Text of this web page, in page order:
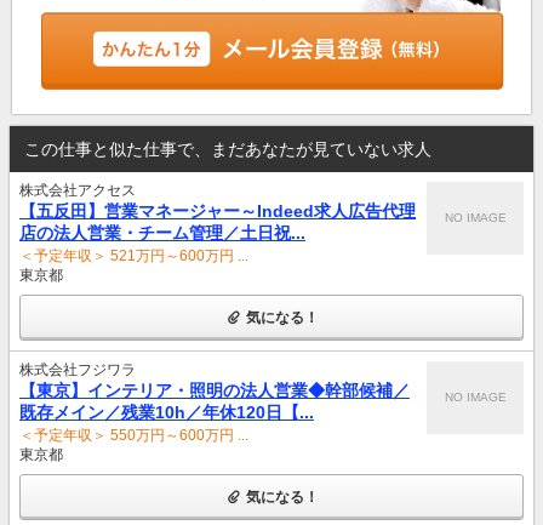
この仕事と似た仕事で、まだあなたが見ていない求人
株式会社アクセス
【五反田】営業マネージャー～Indeed求人広告代理
店の法人営業・チーム管理／土日祝...
＜予定年収＞ 521万円～600万円 ...
東京都
NO IMAGE
気になる！
株式会社フジワラ
【東京】インテリア・照明の法人営業◆幹部候補／
既存メイン／残業10h／年休120日【...
＜予定年収＞ 550万円～600万円 ...
東京都
NO IMAGE
気になる！